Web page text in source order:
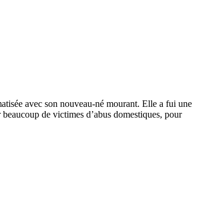
avec son nouveau-né mourant. Elle a fui une
de victimes d’abus domestiques, pour